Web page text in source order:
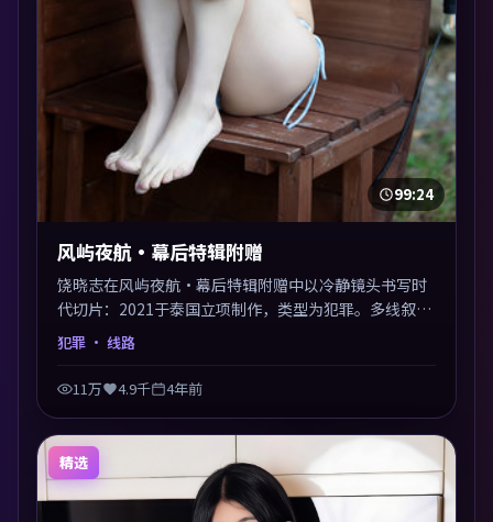
99:24
风屿夜航·幕后特辑附赠
饶晓志在风屿夜航·幕后特辑附赠中以冷静镜头书写时
代切片：2021于泰国立项制作，类型为犯罪。多线叙事
交汇于终局，真相与救赎并行，适合喜欢细读表演的影
像。
犯罪 · 线路
11万 4.9千 4年前
精选